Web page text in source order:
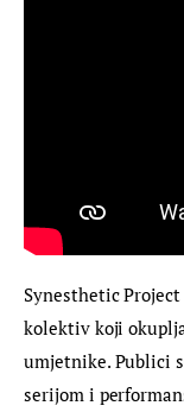
Synesthetic
kolektiv koji
umjetnike. Publici
serijom i